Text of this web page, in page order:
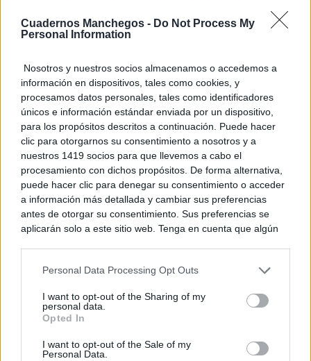
Cuadernos Manchegos - Do Not Process My
Personal Information
Nosotros y nuestros socios almacenamos o accedemos a
información en dispositivos, tales como cookies, y
procesamos datos personales, tales como identificadores
únicos e información estándar enviada por un dispositivo,
para los propósitos descritos a continuación. Puede hacer
clic para otorgarnos su consentimiento a nosotros y a
nuestros 1419 socios para que llevemos a cabo el
procesamiento con dichos propósitos. De forma alternativa,
puede hacer clic para denegar su consentimiento o acceder
a información más detallada y cambiar sus preferencias
antes de otorgar su consentimiento. Sus preferencias se
aplicarán solo a este sitio web. Tenga en cuenta que algún
rechazar tal procesamiento. Puede cambiar sus preferencias
a este sitio y haciendo clic en el botón "Privacidad" en la
parte inferior de la página web.
Please note that this website/app uses one or more Google
services and may gather and store information including but
Personal Data Processing Opt Outs
I want to opt-out of the Sharing of my
personal data.
Opted In
I want to opt-out of the Sale of my
Personal Data.